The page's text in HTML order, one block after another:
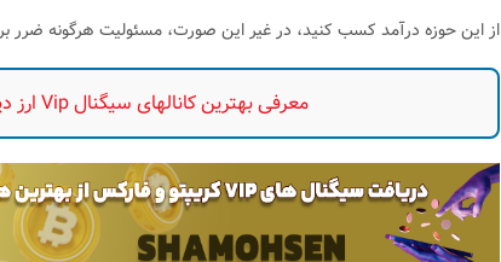
از این حوزه درآمد کسب کنید، در غیر این صورت، مسئولیت هرگونه ضرر
معرفی بهترین کانالهای سیگنال Vip ارز دیجیتال در جهان